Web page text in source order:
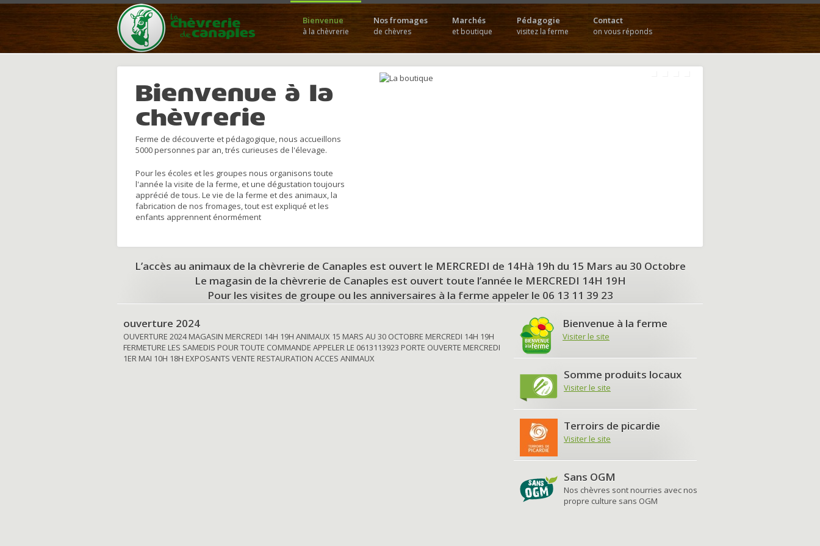
Bienvenue
à la chèvrerie
Nos fromages
de chèvres
Marchés
et boutique
Pédagogie
visitez la ferme
Contact
on vous réponds
Bienvenue à la
chèvrerie
Ferme de découverte et pédagogique, nous accueillons
5000 personnes par an, trés curieuses de l'élevage.
Pour les écoles et les groupes nous organisons toute
l'année la visite de la ferme, et une dégustation toujours
apprécié de tous. Le vie de la ferme et des animaux, la
fabrication de nos fromages, tout est expliqué et les
enfants apprennent énormément
L’accès au animaux de la chèvrerie de Canaples est ouvert le MERCREDI de 14Hà 19h du 15 Mars au 30 Octobre
Le magasin de la chèvrerie de Canaples est ouvert toute l’année le MERCREDI 14H 19H
Pour les visites de groupe ou les anniversaires à la ferme appeler le 06 13 11 39 23
ouverture 2024
OUVERTURE 2024 MAGASIN MERCREDI 14H 19H ANIMAUX 15 MARS AU 30 OCTOBRE MERCREDI 14H 19H
FERMETURE LES SAMEDIS POUR TOUTE COMMANDE APPELER LE 0613113923 PORTE OUVERTE MERCREDI
1ER MAI 10H 18H EXPOSANTS VENTE RESTAURATION ACCES ANIMAUX
Bienvenue à la ferme
Visiter le site
Somme produits locaux
Visiter le site
Terroirs de picardie
Visiter le site
Sans OGM
Nos chèvres sont nourries avec nos
propre culture sans OGM